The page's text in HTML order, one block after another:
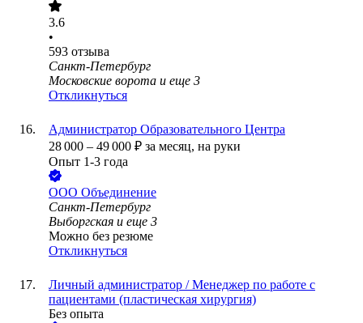
3.6
•
593 отзыва
Санкт-Петербург
Московские ворота и еще 3
Откликнуться
Администратор Образовательного Центра
28 000 – 49 000 ₽ за месяц, на руки
Опыт 1-3 года
ООО Объединение
Санкт-Петербург
Выборгская и еще 3
Можно без резюме
Откликнуться
Личный администратор / Менеджер по работе с
пациентами (пластическая хирургия)
Без опыта